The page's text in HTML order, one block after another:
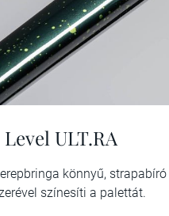
Level ULT.RA
könnyű,
színesíti a palettát.